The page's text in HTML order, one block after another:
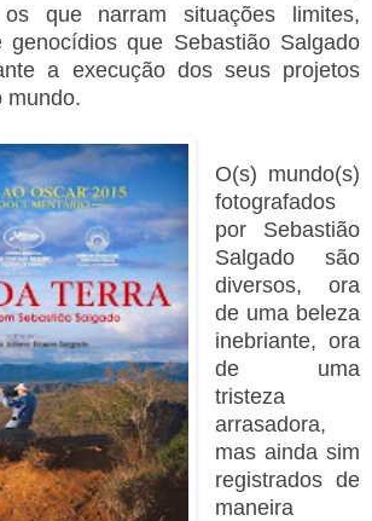
os que narram situações limites,
genocídios que Sebastião Salgado
a execução dos seus projetos
mundo.
O(s) mundo(s)
fotografados
por Sebastião
Salgado são
diversos, ora
de uma beleza
inebriante, ora
de uma
tristeza
arrasadora,
mas ainda sim
registrados de
maneira